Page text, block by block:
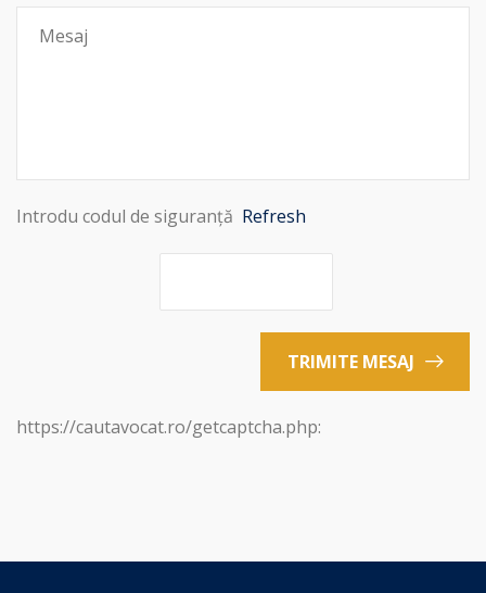
Introdu codul de siguranță Refresh
TRIMITE MESAJ
https://cautavocat.ro/getcaptcha.php: